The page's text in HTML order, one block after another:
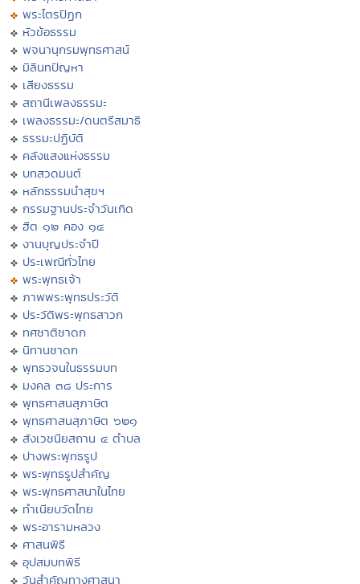
พระไตรปิฏก
หัวข้อธรรม
พจนานุกรมพุทธศาสน์
มิลินทปัญหา
เสียงธรรม
สถานีเพลงธรรมะ
เพลงธรรมะ/ดนตรีสมาธิ
ธรรมะปฏิบัติ
คลังแสงแห่งธรรม
บทสวดมนต์
หลักธรรมนำสุขฯ
กรรมฐานประจำวันเกิด
ฮีต ๑๒ คอง ๑๔
งานบุญประจำปี
ประเพณีทั่วไทย
พระพุทธเจ้า
ภาพพระพุทธประวัติ
ประวัติพระพุทธสาวก
ทศชาติชาดก
นิทานชาดก
พุทธวจนในธรรมบท
มงคล ๓๘ ประการ
พุทธศาสนสุภาษิต
พุทธศาสนสุภาษิต ๖๒๑
สังเวชนียสถาน ๔ ตำบล
ปางพระพุทธรูป
พระพุทธรูปสำคัญ
พระพุทธศาสนาในไทย
ทำเนียบวัดไทย
พระอารามหลวง
ศาสนพิธี
อุปสมบทพิธี
วันสำคัญทางศาสนา